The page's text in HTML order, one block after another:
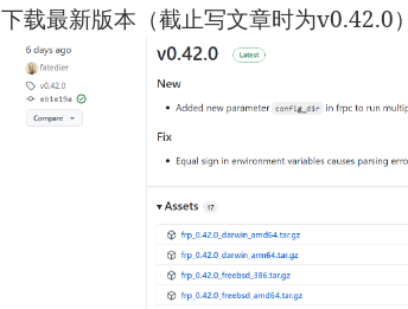
下载最新版本（截止写文章时为v0.42.0